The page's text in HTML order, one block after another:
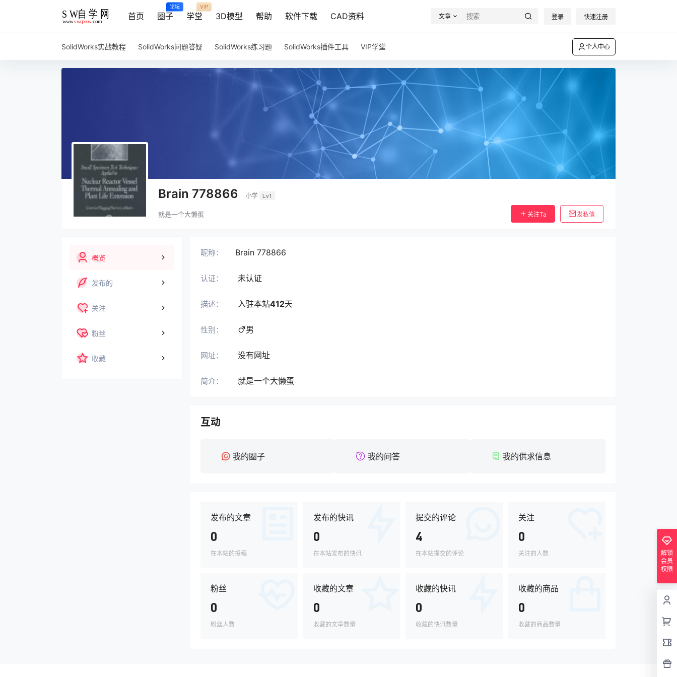
首页 圈子
论坛
学堂
VIP
3D模型 帮助 软件下载 CAD资料 文章 登录 快速注册
SolidWorks实战教程 SolidWorks问题答疑 SolidWorks练习题 SolidWorks插件工具 VIP学堂 个人中心
Brain 778866 小学 Lv1
就是一个大懒蛋 关注Ta 发私信
概览
发布的
关注
粉丝
收藏
昵称： Brain 778866
认证： 未认证
描述： 入驻本站412天
性别： 男
网址： 没有网址
简介： 就是一个大懒蛋
互动
我的圈子 我的问答 我的供求信息
发布的文章
0
在本站的投稿
发布的快讯
0
在本站发布的快讯
提交的评论
4
在本站提交的评论
关注
0
关注的人数
粉丝
0
粉丝人数
收藏的文章
0
收藏的文章数量
收藏的快讯
0
收藏的快讯数量
收藏的商品
0
收藏的商品数量
解锁
会员
权限